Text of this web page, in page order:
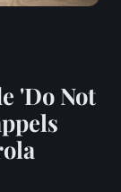
'Do Not